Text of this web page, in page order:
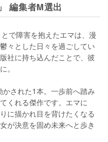
編集者M選出
で障害を抱えたエマは、漫
々とした日々を過ごしてい
社に持ち込んだことで、彼
。
された1本。一歩前へ踏み
くれる傑作です。エマに
に描かれ目を背けたくなる
が決意を固め未来へと歩き